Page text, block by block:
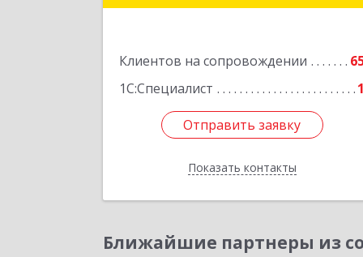
Клиентов на сопровождении
1С:Специалист
1
Отправить заявку
Показать контакты
Подробнее
Отправить заявку
Назад
Ближайшие партнеры из